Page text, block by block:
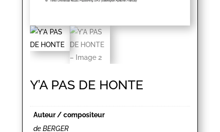
Y’A PAS DE HONTE
Auteur / compositeur
de BERGER